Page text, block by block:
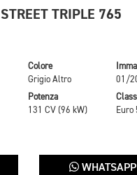
TRIPLE 765
Colore
Grigio Altro
01/
Potenza
131 CV (96 kW)
Euro
WHATSAPP